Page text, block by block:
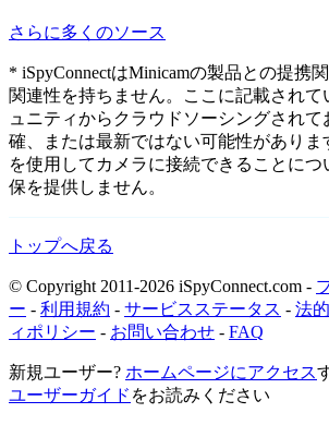
さらに多くのソース
* iSpyConnectはMinicamの製品との提携
関連性を持ちません。ここに記載されて
ュニティからクラウドソーシングされ
確、または最新ではない可能性がありま
を使用してカメラに接続できることにつ
保を提供しません。
トップへ戻る
© Copyright 2011-2026 iSpyConnect.com -
ー - 利用規約 - サービスステータス - 法
ィポリシー - お問い合わせ - FAQ
新規ユーザー? ホームページにアクセス
ユーザーガイド をお読みください